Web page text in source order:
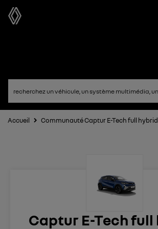
Accueil Communauté Captur E-Tech full hybrid
Captur E-Tech full